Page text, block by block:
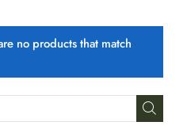
no products that match